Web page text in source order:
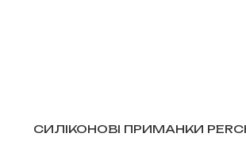
СИЛІКОНОВІ ПРИМАНКИ